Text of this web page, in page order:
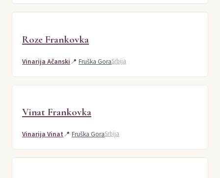
Roze Frankovka
Vinarija Ačanski📍 Fruška GoraSrbija
Vinat Frankovka
Vinarija Vinat📍 Fruška GoraSrbija